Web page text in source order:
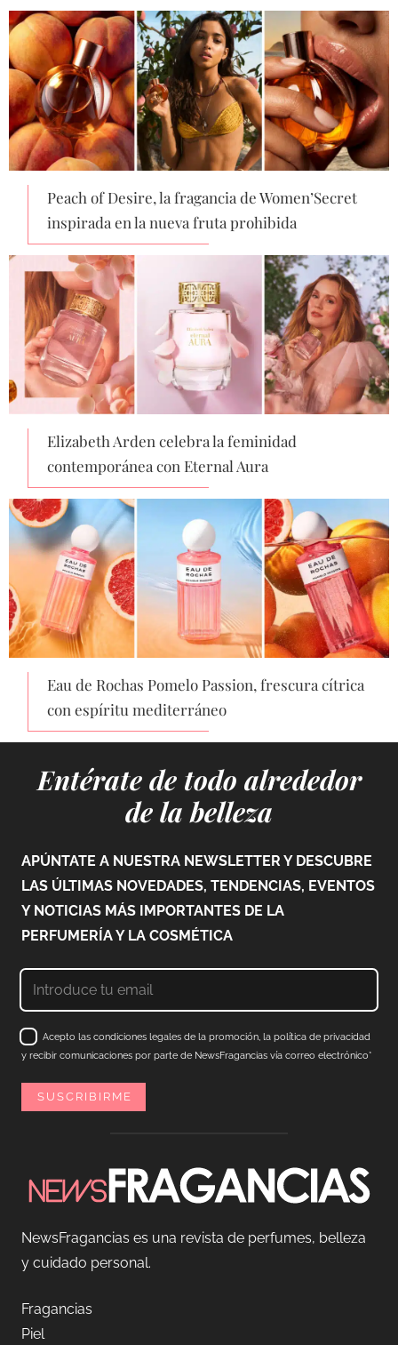
Peach of Desire, la fragancia de Women’Secret
inspirada en la nueva fruta prohibida
Elizabeth Arden celebra la feminidad
contemporánea con Eternal Aura
Eau de Rochas Pomelo Passion, frescura cítrica
con espíritu mediterráneo
Entérate de todo alrededor
de la belleza
APÚNTATE A NUESTRA NEWSLETTER Y DESCUBRE
LAS ÚLTIMAS NOVEDADES, TENDENCIAS, EVENTOS
Y NOTICIAS MÁS IMPORTANTES DE LA
PERFUMERÍA Y LA COSMÉTICA
Acepto las condiciones legales de la promoción, la política de privacidad
y recibir comunicaciones por parte de NewsFragancias vía correo electrónico*
NewsFragancias es una revista de perfumes, belleza
y cuidado personal.
Fragancias
Piel